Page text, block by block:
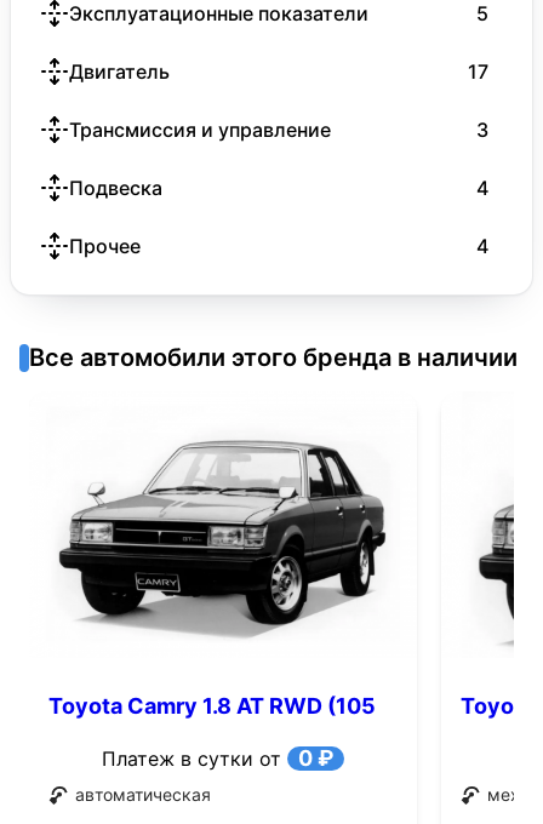
Эксплуатационные показатели 5
Двигатель 17
Трансмиссия и управление 3
Подвеска 4
Прочее 4
Все автомобили этого бренда в наличии
Toyota Camry 1.8 AT RWD (105
Платеж в сутки от 0 ₽
автоматическая
Toyota